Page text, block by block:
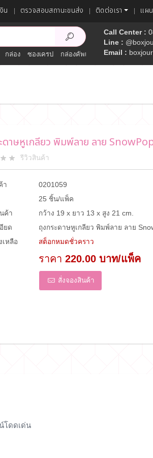
น ตรวจสอบสถานะขนส่ง ติดต่อเรา แผ
กล่อง ซองเครป กล่องคัพเค้ก
Call Center :
Line :
Email :
ดาษหูเกลียว พิมพ์ลาย ลาย
รีวิวสินค้า
า
0201059
25 ชิ้น/แพ็ค
ค้า
กว้าง 19 x ยาว 13 x สูง 21 cm.
ยด
ถุงกระดาษหูเกลียว พิมพ์ลาย ลาย
เหลือ
สต็อกหมดชั่วคราว
ราคา 220.00 บาท/แพ็ค
สั่งจองสินค้า
โดดเด่น